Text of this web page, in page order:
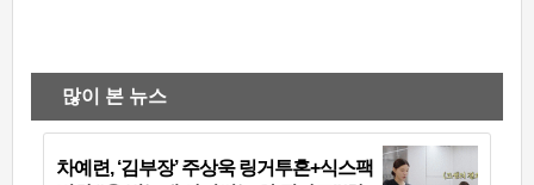
많이 본 뉴스
차예련, ‘김부장’ 주상욱 링거투혼+식스팩